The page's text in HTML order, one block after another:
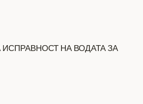
НА ВОДАТА ЗА